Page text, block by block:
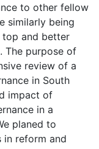
to other fellow
similarly being
top and better
The purpose of
review of a
in South
impact of
in a
planed to
in reform and